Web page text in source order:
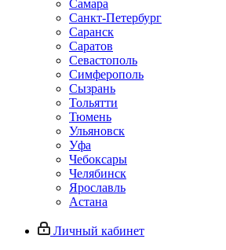
Самара
Санкт-Петербург
Саранск
Саратов
Севастополь
Симферополь
Сызрань
Тольятти
Тюмень
Ульяновск
Уфа
Чебоксары
Челябинск
Ярославль
Астана
Личный кабинет